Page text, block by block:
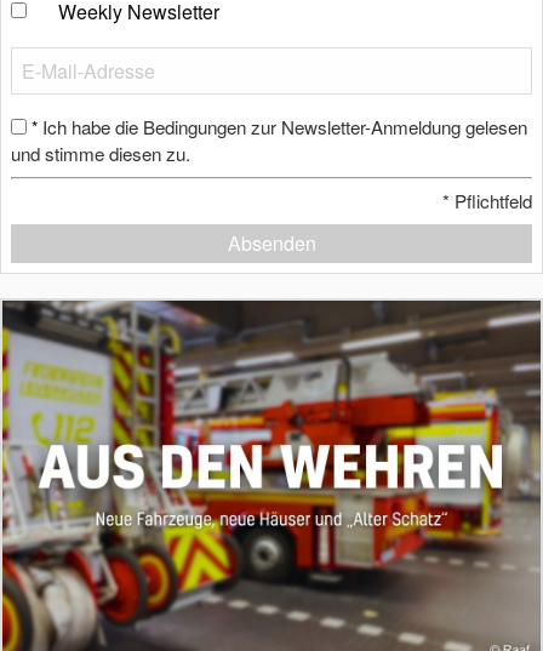
Weekly Newsletter
* Ich habe die Bedingungen zur Newsletter-Anmeldung gelesen
und stimme diesen zu.
* Pflichtfeld
Absenden